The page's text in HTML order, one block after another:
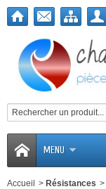
MENU
Accueil > Résistances >